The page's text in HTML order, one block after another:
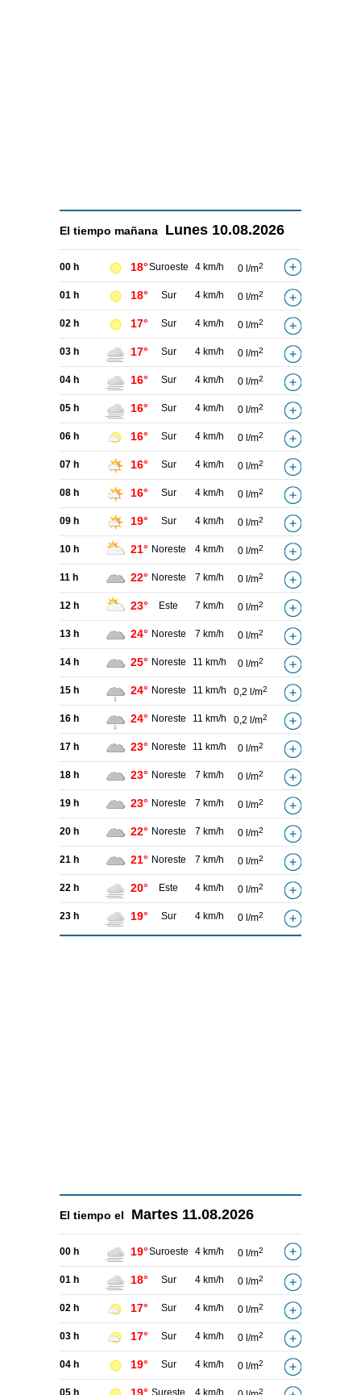
El tiempo mañana Lunes 10.08.2026
00 h 18°Suroeste 4 km/h 0 l/m2
01 h 18° Sur 4 km/h 0 l/m2
02 h 17° Sur 4 km/h 0 l/m2
03 h 17° Sur 4 km/h 0 l/m2
04 h 16° Sur 4 km/h 0 l/m2
05 h 16° Sur 4 km/h 0 l/m2
06 h 16° Sur 4 km/h 0 l/m2
07 h 16° Sur 4 km/h 0 l/m2
08 h 16° Sur 4 km/h 0 l/m2
09 h 19° Sur 4 km/h 0 l/m2
10 h 21° Noreste 4 km/h 0 l/m2
11 h 22° Noreste 7 km/h 0 l/m2
12 h 23° Este 7 km/h 0 l/m2
13 h 24° Noreste 7 km/h 0 l/m2
14 h 25° Noreste 11 km/h 0 l/m2
15 h 24° Noreste 11 km/h 0,2 l/m2
16 h 24° Noreste 11 km/h 0,2 l/m2
17 h 23° Noreste 11 km/h 0 l/m2
18 h 23° Noreste 7 km/h 0 l/m2
19 h 23° Noreste 7 km/h 0 l/m2
20 h 22° Noreste 7 km/h 0 l/m2
21 h 21° Noreste 7 km/h 0 l/m2
22 h 20° Este 4 km/h 0 l/m2
23 h 19° Sur 4 km/h 0 l/m2
El tiempo el Martes 11.08.2026
00 h 19°Suroeste 4 km/h 0 l/m2
01 h 18° Sur 4 km/h 0 l/m2
02 h 17° Sur 4 km/h 0 l/m2
03 h 17° Sur 4 km/h 0 l/m2
04 h 19° Sur 4 km/h 0 l/m2
2